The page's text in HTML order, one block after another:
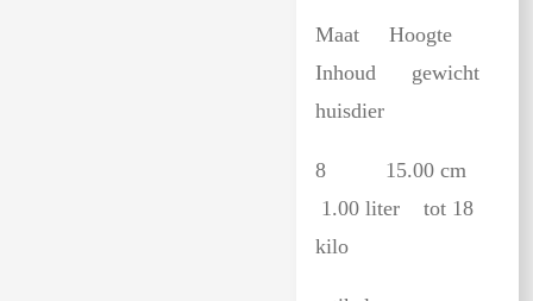
Maat Hoogte
Inhoud gewicht
huisdier
8 15.00 cm
1.00 liter tot 18
kilo